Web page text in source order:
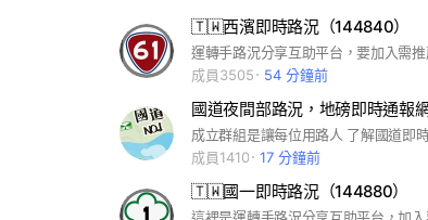
🇹🇼西濱即時路況（144840）
成員3505
54 分鐘前
國道夜間部路況，地磅即時通報
成員1410
17 分鐘前
🇹🇼國一即時路況（144880）